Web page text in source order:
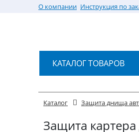
О компании Инструкция по
КАТАЛОГ ТОВАРОВ
Каталог Защита днища
Защита картера